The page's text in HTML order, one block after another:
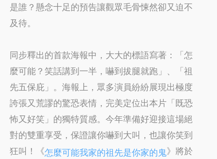
是誰？懸念十足的預告讓觀眾毛骨悚然卻又迫不
及待。
同步釋出的首款海報中，大大的標語寫著：「怎
麼可能？笑話講到一半，嚇到拔腿就跑」、「祖
先五保庇」。海報上，眾多演員紛紛展現出極度
誇張又荒謬的驚恐表情，完美定位出本片「既恐
怖又好笑」的獨特質感。今年準備好迎接這場絕
對的雙重享受，保證讓你嚇到大叫，也讓你笑到
狂叫！《怎麼可能我家的祖先是你家的鬼》將於